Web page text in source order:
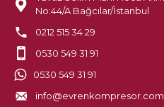
No:44/A Bağcılar/İstanbul
0212 515 34 29
0530 549 31 91
0530 549 31 91
info@evrenkompresor.com